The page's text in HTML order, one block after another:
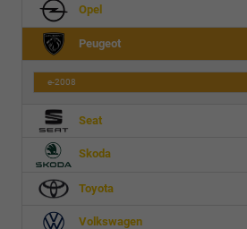
Opel
Peugeot
e-2008
Seat
Skoda
Toyota
Volkswagen